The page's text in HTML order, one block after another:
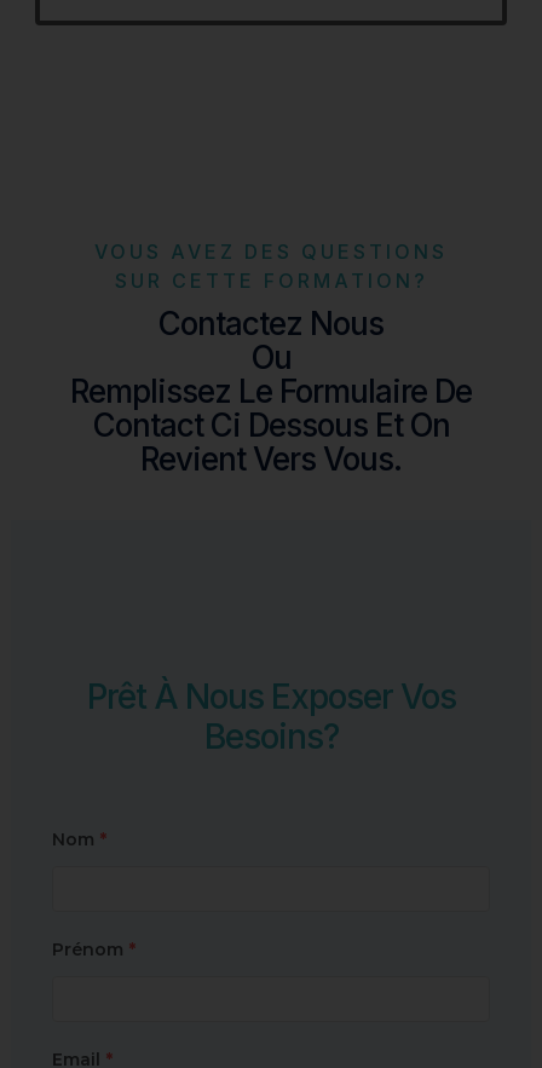
VOUS AVEZ DES QUESTIONS
SUR CETTE FORMATION?
Contactez Nous
Ou
Remplissez Le Formulaire De
Contact Ci Dessous Et On
Revient Vers Vous.
Prêt À Nous Exposer Vos
Besoins?
Nom *
Prénom *
Email *